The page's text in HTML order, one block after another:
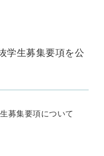
学生募集要項を公
募集要項について